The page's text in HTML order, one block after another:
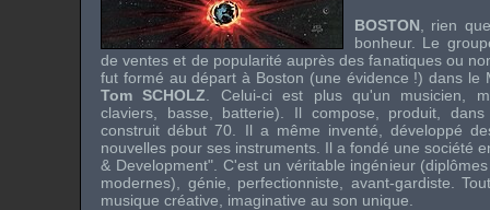
BOSTON , rien
bonheur. Le
de ventes et de popularité auprès des fanatiques ou
fut formé au départ à Boston (une évidence !) dans le
Tom SCHOLZ . Celui-ci est plus qu'un musicien,
claviers, basse, batterie). Il compose, produit,
construit début 70. Il a même inventé, développé
nouvelles pour ses instruments. Il a fondé une société
& Development". C'est un véritable ingénieur
modernes), génie, perfectionniste, avant-gardiste.
musique créative, imaginative au son unique.